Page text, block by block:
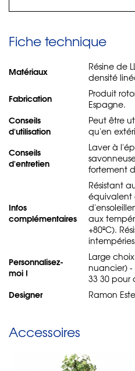
Fiche technique
Matériaux
Résine de
densité
Fabrication
Produit
Espagne.
Conseils
d'utilisation
Peut être
qu'en
Conseils
d'entretien
Laver à
fortement
Infos
complémentaires
Résistant
équivalent
aux
+80ºC).
Personnalisez-
moi !
Large
nuancier) -
33 30 pour
Designer Ramon
Accessoires